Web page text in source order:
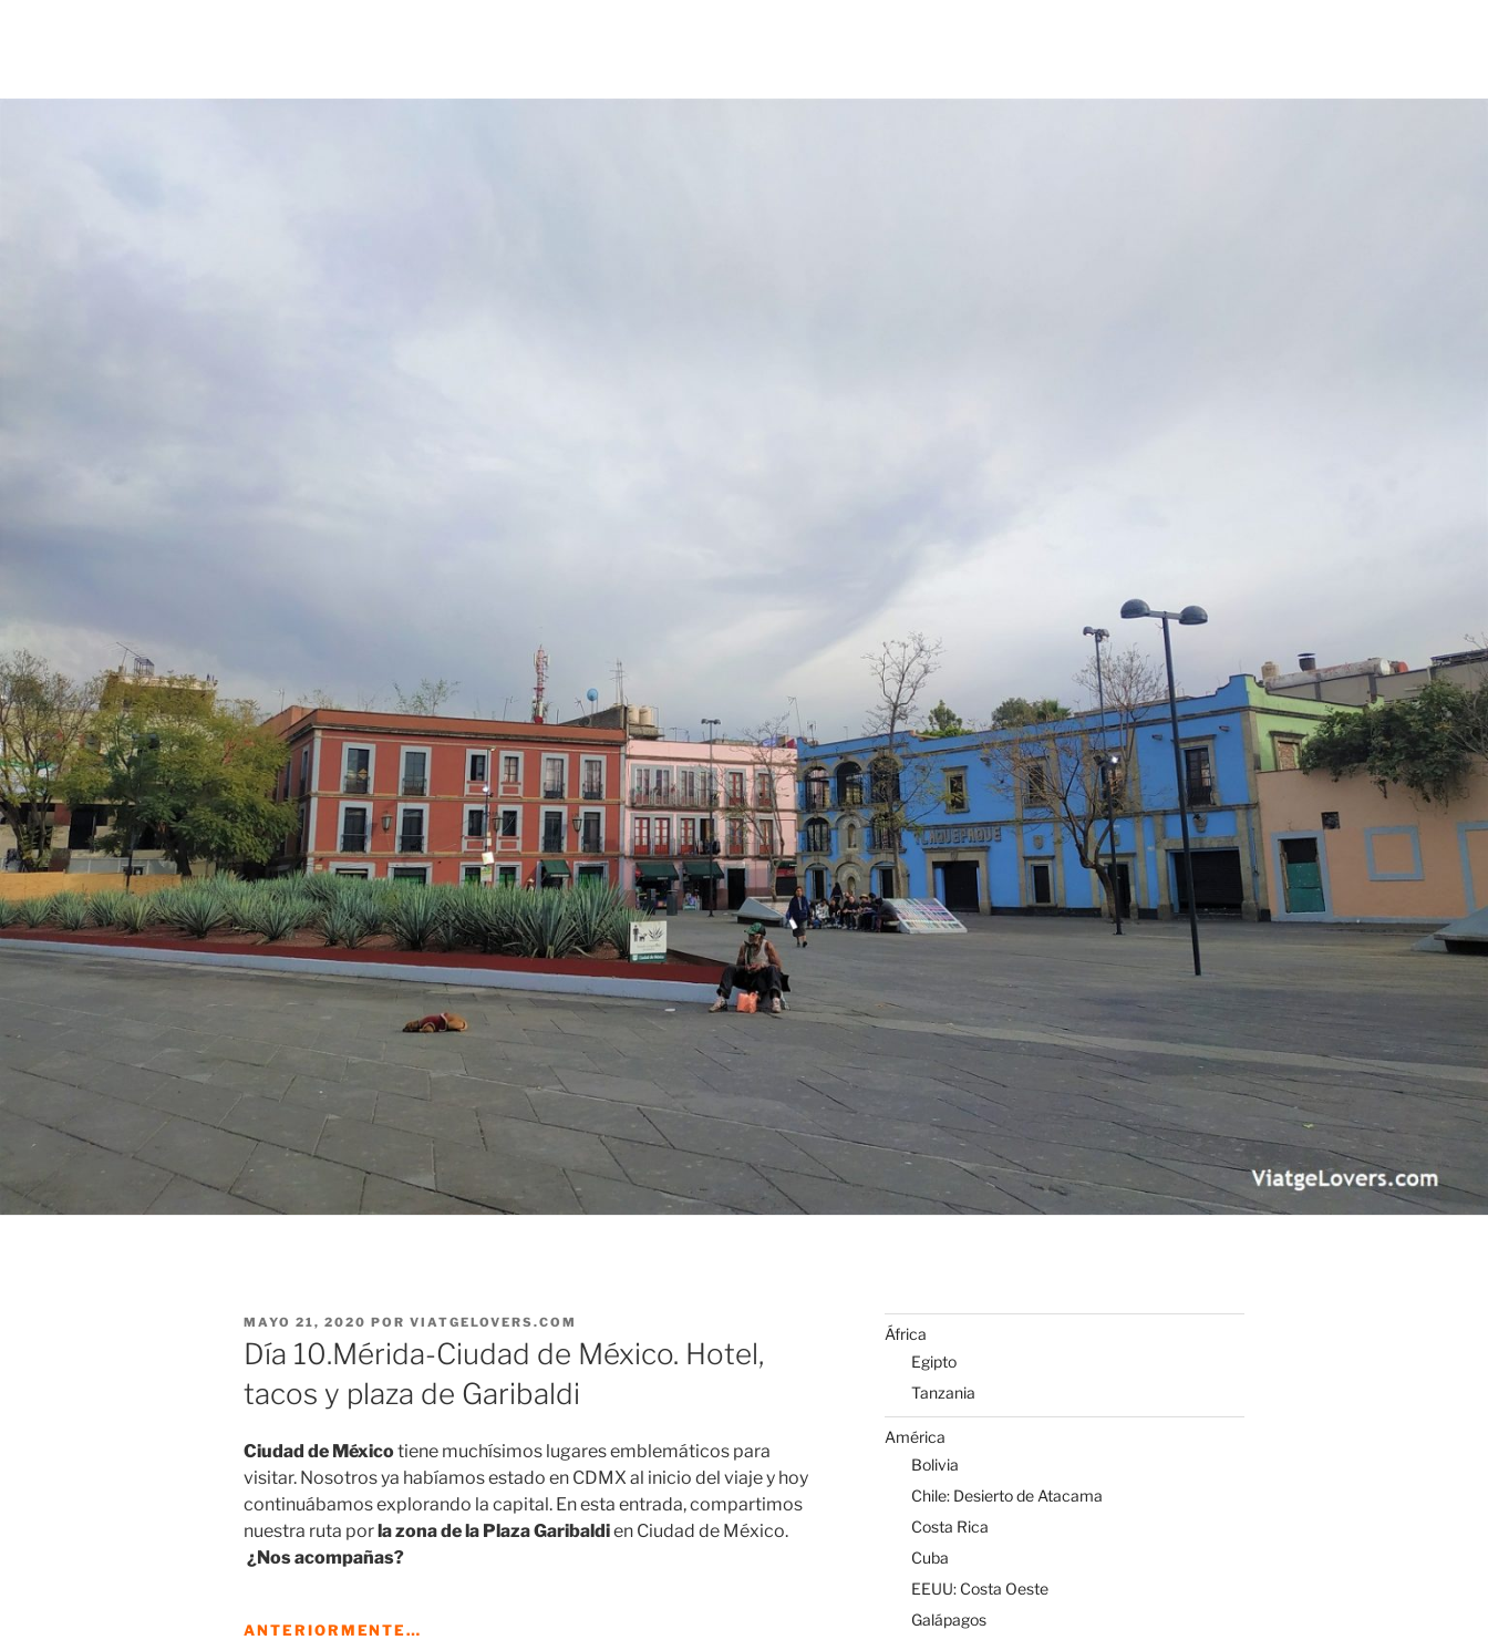
PUBLICADO
EL
MAYO 21, 2020 POR VIATGELOVERS.COM
Día 10.Mérida-Ciudad de México. Hotel,
tacos y plaza de Garibaldi
Ciudad de Méxicotiene muchísimos lugares emblemáticos para
visitar. Nosotros ya habíamos estado en CDMX al inicio del viaje y hoy
continuábamos explorando la capital. En esta entrada, compartimos
nuestra ruta por la zona de la Plaza Garibaldien Ciudad de México.
¿Nos acompañas?
ANTERIORMENTE…
África
Egipto
Tanzania
América
Bolivia
Chile: Desierto de Atacama
Costa Rica
Cuba
EEUU: Costa Oeste
Galápagos